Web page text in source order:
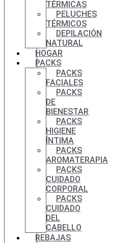
TÉRMICAS
PELUCHES
TÉRMICOS
DEPILACIÓN
NATURAL
HOGAR
PACKS
PACKS
FACIALES
PACKS
DE
BIENESTAR
PACKS
HIGIENE
ÍNTIMA
PACKS
AROMATERAPIA
PACKS
CUIDADO
CORPORAL
PACKS
CUIDADO
DEL
CABELLO
REBAJAS